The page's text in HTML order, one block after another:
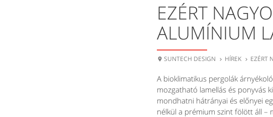
EZÉRT
ALUMÍNIUM
 SUNTECH DESIGN  HÍREK  EZÉRT
A bioklimatikus pergolák
mozgatható lamellás és ponyvás
mondhatni hátrányai és előnyei
nélkül a prémium szint fölött áll –